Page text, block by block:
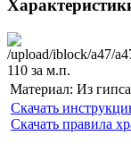
110 за м.п.
Материал: Из гипса
Скачать
Скачать правила